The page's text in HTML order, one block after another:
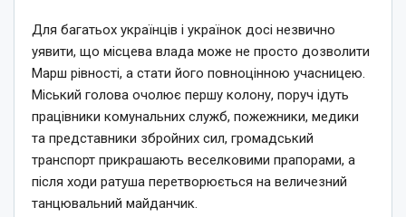
Для багатьох українців і українок досі незвично
уявити, що місцева влада може не просто дозволити
Марш рівності, а стати його повноцінною учасницею.
Міський голова очолює першу колону, поруч ідуть
працівники комунальних служб, пожежники, медики
та представники збройних сил, громадський
транспорт прикрашають веселковими прапорами, а
після ходи ратуша перетворюється на величезний
танцювальний майданчик.